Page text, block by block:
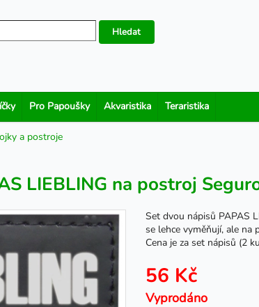
Hledat
Pro Papoušky Akvaristika Teraristika
a postroje
LIEBLING na postroj
Set dvou nápisů PAPAS
se lehce vyměňují, ale na
Cena je za set nápisů (2
56 Kč
Vyprodáno